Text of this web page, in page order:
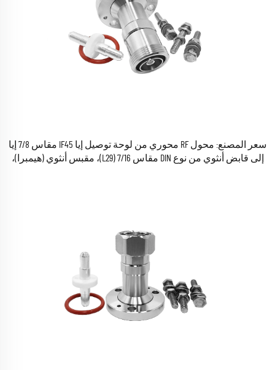
سعر المصنع: محول RF محوري من لوحة توصيل إيا IF45 مقاس 7/8 إيا
إلى قابض أنثوي من نوع DIN مقاس 7/16 (L29)، مقبس أنثوي (هيمبرا)،